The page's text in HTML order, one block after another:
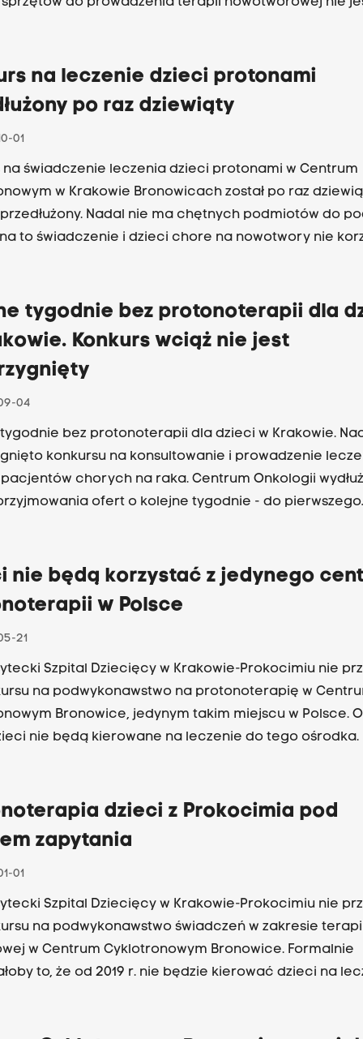
na leczenie dzieci protonami
po raz dziewiąty
01
na świadczenie leczenia dzieci protonami w Centrum
w Krakowie Bronowicach został po raz
Nadal nie ma chętnych podmiotów do
to świadczenie i dzieci chore na nowotwory nie
tygodnie bez protonoterapii dla
Konkurs wciąż nie jest
04
tygodnie bez protonoterapii dla dzieci w Krakowie.
konkursu na konsultowanie i prowadzenie
pacjentów chorych na raka. Centrum Onkologii
ofert o kolejne tygodnie - do pierwszego
nie będą korzystać z jedynego
w Polsce
21
Szpital Dziecięcy w Krakowie-Prokocimiu nie
na podwykonawstwo na protonoterapię w
Bronowice, jedynym takim miejscu w Polsce.
nie będą kierowane na leczenie do tego ośrodka.
dzieci z Prokocimia pod
zapytania
01
Szpital Dziecięcy w Krakowie-Prokocimiu nie
na podwykonawstwo świadczeń w zakresie
w Centrum Cyklotronowym Bronowice. Formalnie
to, że od 2019 r. nie będzie kierować dzieci na